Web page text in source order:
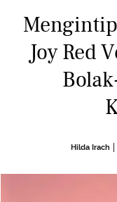
Joy Red
Hilda Irach